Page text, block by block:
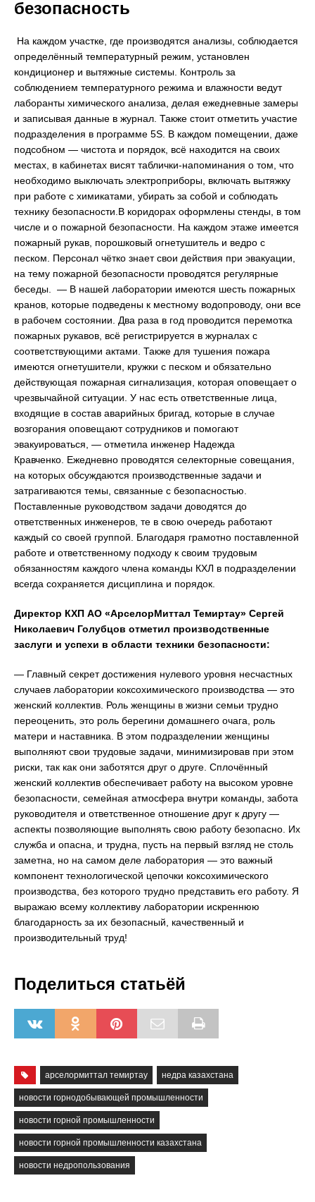
безопасность
На каждом участке, где производятся анализы, соблюдается
определённый температурный режим, установлен
кондиционер и вытяжные системы. Контроль за
соблюдением температурного режима и влажности ведут
лаборанты химического анализа, делая ежедневные замеры
и записывая данные в журнал. Также стоит отметить участие
подразделения в программе 5S. В каждом помещении, даже
подсобном — чистота и порядок, всё находится на своих
местах, в кабинетах висят таблички-напоминания о том, что
необходимо выключать электроприборы, включать вытяжку
при работе с химикатами, убирать за собой и соблюдать
технику безопасности.В коридорах оформлены стенды, в том
числе и о пожарной безопасности. На каждом этаже имеется
пожарный рукав, порошковый огнетушитель и ведро с
песком. Персонал чётко знает свои действия при эвакуации,
на тему пожарной безопасности проводятся регулярные
беседы. — В нашей лаборатории имеются шесть пожарных
кранов, которые подведены к местному водопроводу, они все
в рабочем состоянии. Два раза в год проводится перемотка
пожарных рукавов, всё регистрируется в журналах с
соответствующими актами. Также для тушения пожара
имеются огнетушители, кружки с песком и обязательно
действующая пожарная сигнализация, которая оповещает о
чрезвычайной ситуации. У нас есть ответственные лица,
входящие в состав аварийных бригад, которые в случае
возгорания оповещают сотрудников и помогают
эвакуироваться, — отметила инженер Надежда
Кравченко. Ежедневно проводятся селекторные совещания,
на которых обсуждаются производственные задачи и
затрагиваются темы, связанные с безопасностью.
Поставленные руководством задачи доводятся до
ответственных инженеров, те в свою очередь работают
каждый со своей группой. Благодаря грамотно поставленной
работе и ответственному подходу к своим трудовым
обязанностям каждого члена команды КХЛ в подразделении
всегда сохраняется дисциплина и порядок.
Директор КХП АО «АрселорМиттал Темиртау» Сергей
Николаевич Голубцов отметил производственные
заслуги и успехи в области техники безопасности:
— Главный секрет достижения нулевого уровня несчастных
случаев лаборатории коксохимического производства — это
женский коллектив. Роль женщины в жизни семьи трудно
переоценить, это роль берегини домашнего очага, роль
матери и наставника. В этом подразделении женщины
выполняют свои трудовые задачи, минимизировав при этом
риски, так как они заботятся друг о друге. Сплочённый
женский коллектив обеспечивает работу на высоком уровне
безопасности, семейная атмосфера внутри команды, забота
руководителя и ответственное отношение друг к другу —
аспекты позволяющие выполнять свою работу безопасно. Их
служба и опасна, и трудна, пусть на первый взгляд не столь
заметна, но на самом деле лаборатория — это важный
компонент технологической цепочки коксохимического
производства, без которого трудно представить его работу. Я
выражаю всему коллективу лаборатории искреннюю
благодарность за их безопасный, качественный и
производительный труд!
Поделиться статьёй
арселормиттал темиртау недра казахстана
новости горнодобывающей промышленности
новости горной промышленности
новости горной промышленности казахстана
новости недропользования